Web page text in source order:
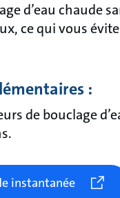
d’eau chaude
ce qui vous
:
de bouclage
instantanée